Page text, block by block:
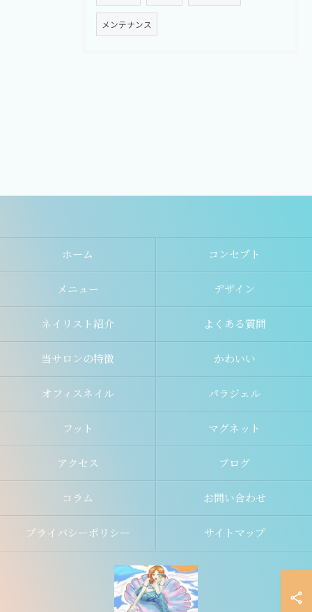
メンテナンス
ホーム コンセプト
メニュー デザイン
ネイリスト紹介 よくある質問
当サロンの特徴 かわいい
オフィスネイル パラジェル
フット マグネット
アクセス ブログ
コラム お問い合わせ
プライバシーポリシー サイトマップ